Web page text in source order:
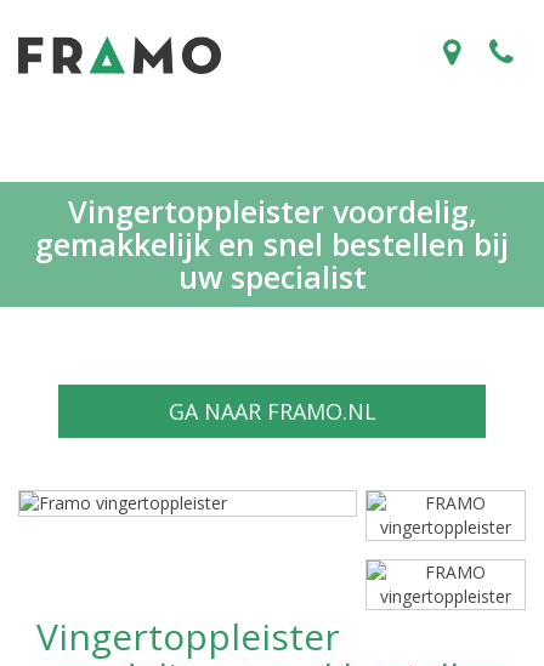
Vingertoppleister voordelig,
gemakkelijk en snel bestellen bij
uw specialist
GA NAAR FRAMO.NL
Vingertoppleister